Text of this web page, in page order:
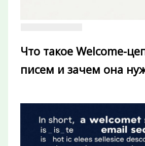
Что такое Welcome-
писем и зачем она